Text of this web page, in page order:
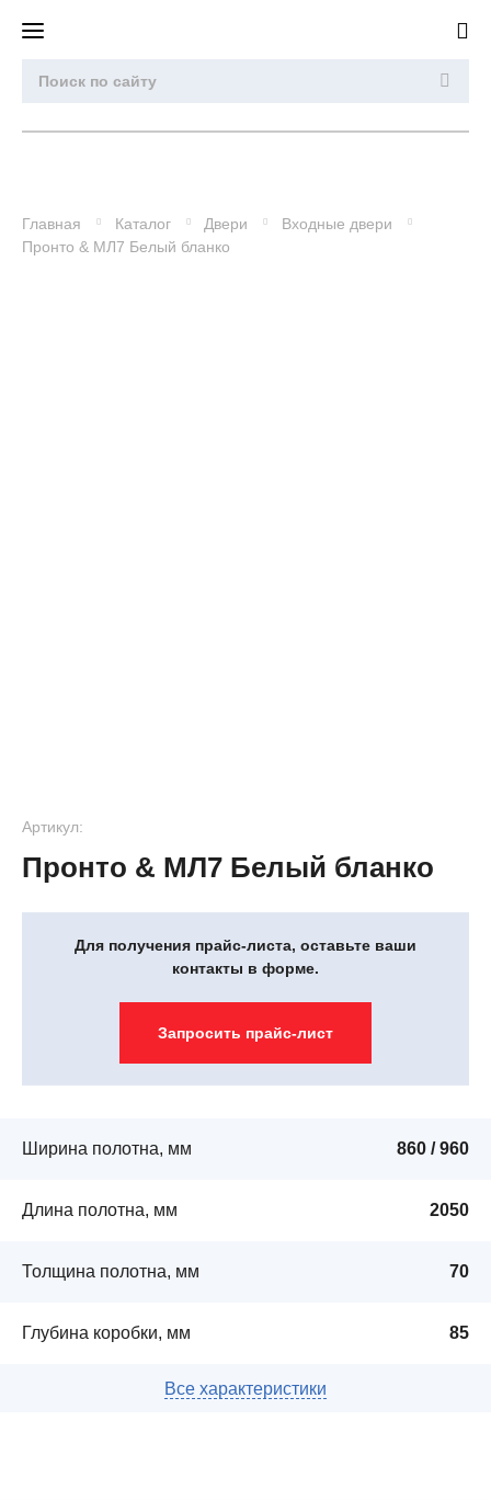
Главная Каталог Двери
Входные двери
Пронто & МЛ7 Белый бланко
Артикул:
Пронто & МЛ7 Белый бланко
Для получения прайс-листа, оставьте ваши
контакты в форме.
Запросить прайс-лист
Ширина полотна, мм 860 / 960
Длина полотна, мм 2050
Толщина полотна, мм 70
Глубина коробки, мм 85